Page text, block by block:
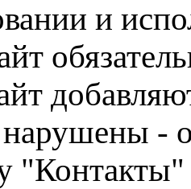
и
-
"Контакты"